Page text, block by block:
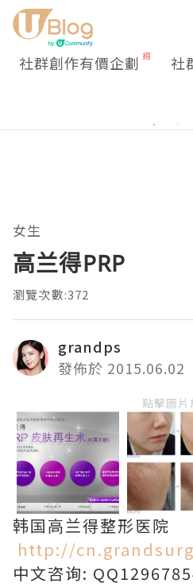
社群創作有價企劃 社
女生
高兰得PRP
瀏覽次數:372
grandps
發佈於 2015.06.02
點擊圖片
韩国高兰得整形医院
http://
中文咨询: